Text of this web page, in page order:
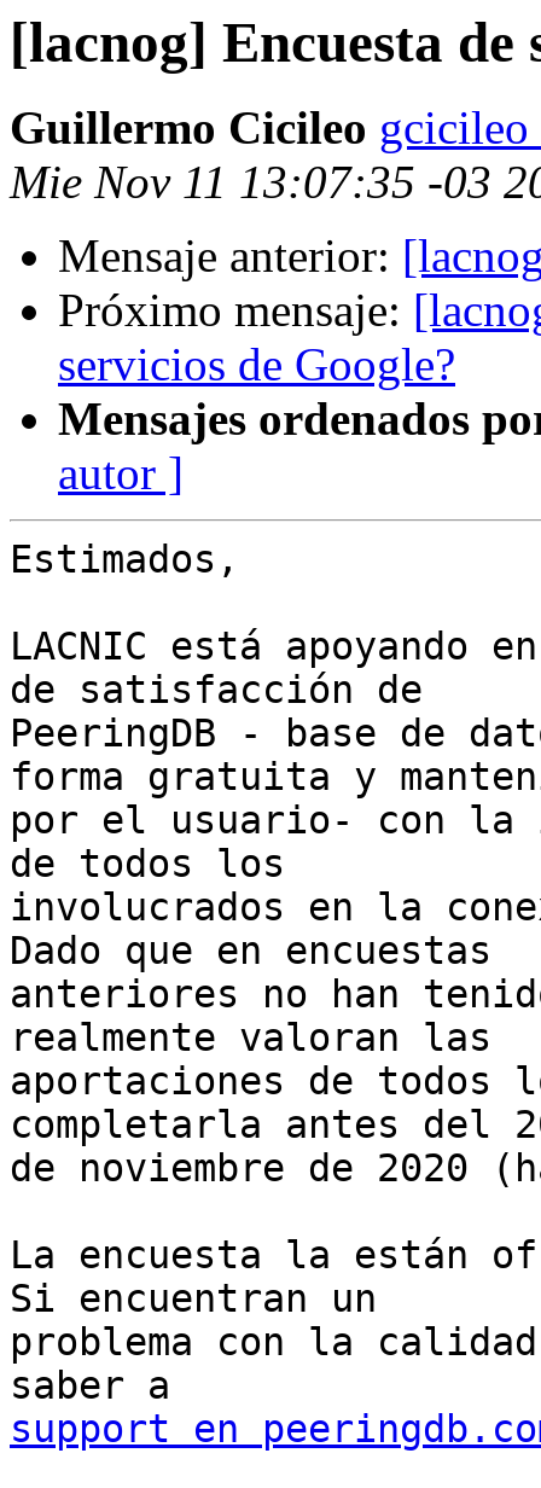
[lacnog] Encuesta
Guillermo Cicileo gcicileo
Mie Nov 11 13:07:35 -03
Mensaje anterior:
Próximo mensaje:
servicios de Google?
Mensajes ordenados
autor ]
Estimados,
LACNIC está
de satisfacción de
PeeringDB - base de
forma gratuita y
por el usuario- con la
de todos los
involucrados en la
Dado que en encuestas
anteriores no han
realmente valoran las
aportaciones de todos
completarla antes del
de noviembre de 2020
La encuesta la están
Si encuentran un
problema con la
support en